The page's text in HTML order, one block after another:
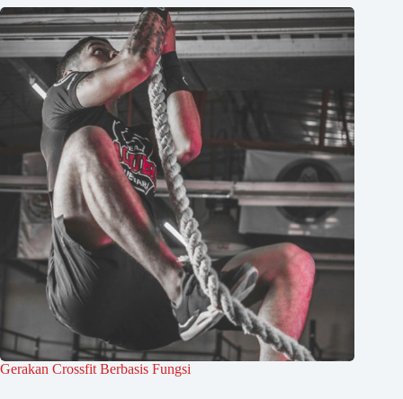
Gerakan Crossfit Berbasis Fungsi